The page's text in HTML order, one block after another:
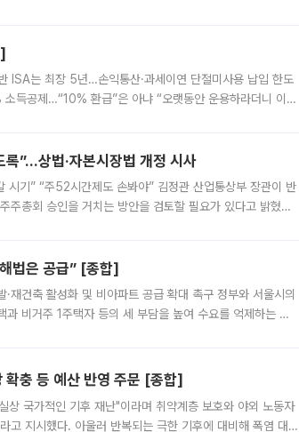
ISA는 최장 5년…손익통산·과세이연 단절미사용 납입 한도
득공제…“10% 환급”은 아냐 “오랫동안 운용하라더니 이제
”…상법·자본시장법 개정 시사
시기” “주52시간제도 손봐야” 김정관 산업통상부 장관이 반
총회 승인을 거치는 방안을 검토할 필요가 있다고 밝혔다.
법은 공급” [종합]
재건축 활성화 및 비아파트 공급 확대 촉구 정부와 서울시의
비거주 1주택자 등의 세 부담을 높여 수요를 억제하는 카
충 등 예산 반영 주문 [종합]
국가적인 기후 재난"이라며 취약계층 보호와 야외 노동자
고 지시했다. 아울러 반복되는 극한 기후에 대비해 폭염 대응